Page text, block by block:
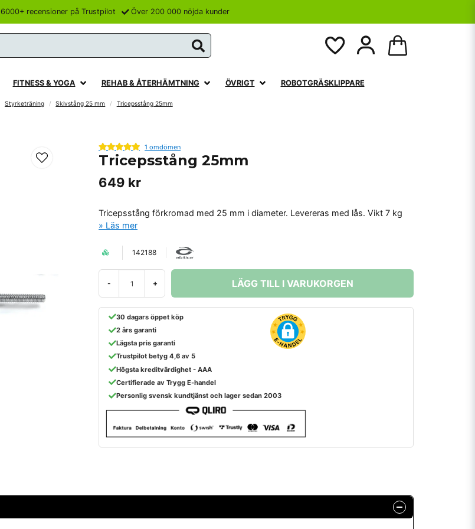
6000+ recensioner på Trustpilot Över 200 000 nöjda kunder
FITNESS & YOGA REHAB & ÅTERHÄMTNING ÖVRIGT ROBOTGRÄSKLIPPARE
Styrketräning Skivstång 25 mm Tricepsstång 25mm
1 omdömen
Tricepsstång 25mm
649 kr
Tricepsstång förkromad med 25 mm i diameter. Levereras med lås. Vikt 7 kg
Läs mer
142188
- + LÄGG TILL I VARUKORGEN
30 dagars öppet köp
2 års garanti
Lägsta pris garanti
Trustpilot betyg 4,6 av 5
Högsta kreditvärdighet - AAA
Certifierade av Trygg E-handel
Personlig svensk kundtjänst och lager sedan 2003